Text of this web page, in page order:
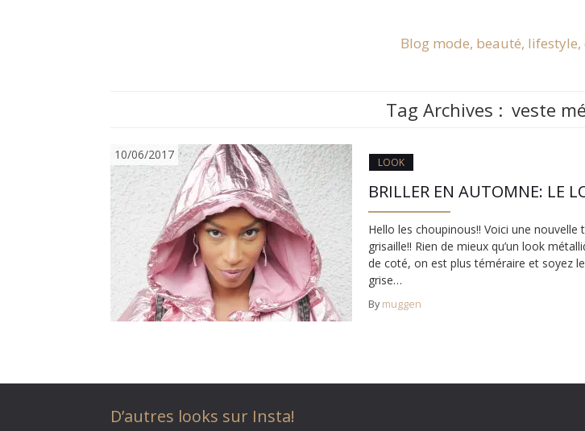
Blog mode, beauté,
Tag Archives : veste
10/06/2017
LOOK
BRILLER EN AUTOMNE: LE
Hello les choupinous!! Voici une
grisaille!! Rien de mieux qu’un look
de coté, on est plus téméraire et soyez
grise…
By muggen
D’autres looks sur Insta!